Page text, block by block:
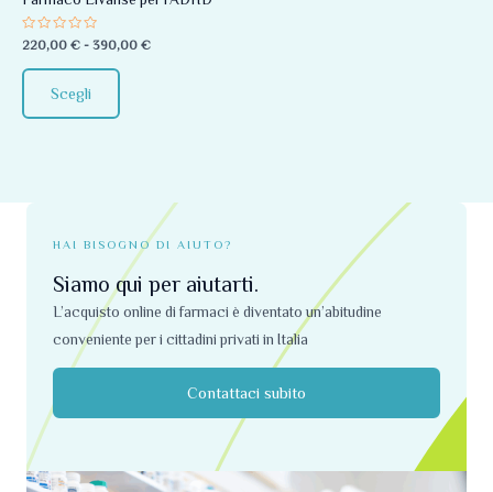
Valutato
0
su
5
220,00 € - 390,00 €
Scegli
scelte
nella
HAI BISOGNO DI AIUTO?
Siamo qui per aiutarti.
L’acquisto online di farmaci è diventato un’abitudine
conveniente per i cittadini privati ​​in Italia
Contattaci subito